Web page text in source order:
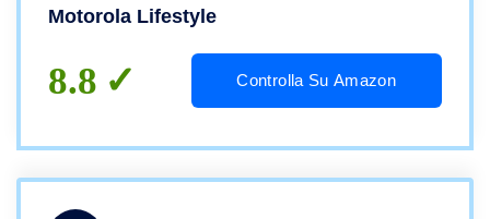
Motorola Lifestyle
8.8 Controlla Su Amazon